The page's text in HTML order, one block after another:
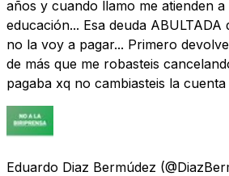
años y cuando llamo me atienden
educación... Esa deuda ABULTADA
no la voy a pagar... Primero
de más que me robasteis
pagaba xq no cambiasteis la cuenta
Eduardo Diaz Bermúdez